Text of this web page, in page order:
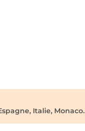
Italie, Monaco.